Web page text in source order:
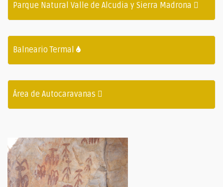
Parque Natural Valle de Alcudia y Sierra Madrona
Balneario Termal
Área de Autocaravanas